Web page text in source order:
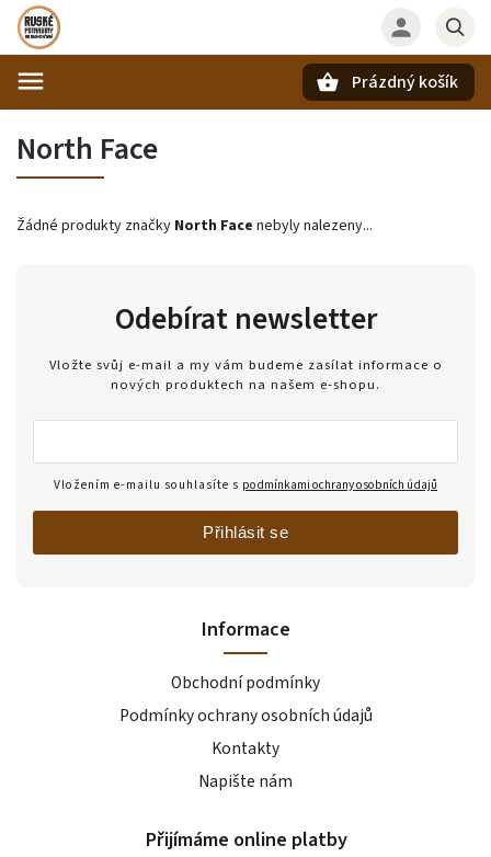
Prázdný košík
North Face
Žádné produkty značky North Face nebyly nalezeny...
Informace
Obchodní podmínky
Podmínky ochrany osobních údajů
Kontakty
Napište nám
Přijímáme online platby
Odebírat newsletter
Vložte svůj e-mail a my vám budeme zasílat informace o
nových produktech na našem e-shopu.
Vložením e-mailu souhlasíte s podmínkami ochrany osobních údajů
Přihlásit se